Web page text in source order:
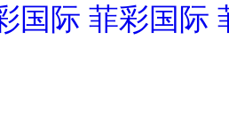
国际 菲彩国际